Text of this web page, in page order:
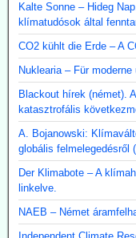
Kalte Sonne – Hideg
klímatudósok által
CO2 kühlt die Erde – A
Nuklearia – Für
Blackout hírek (német).
katasztrofális
A. Bojanowski:
globális felmelegedésről
Der Klimabote – A
linkelve.
NAEB – Német